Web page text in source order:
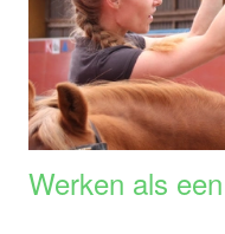
Werken als